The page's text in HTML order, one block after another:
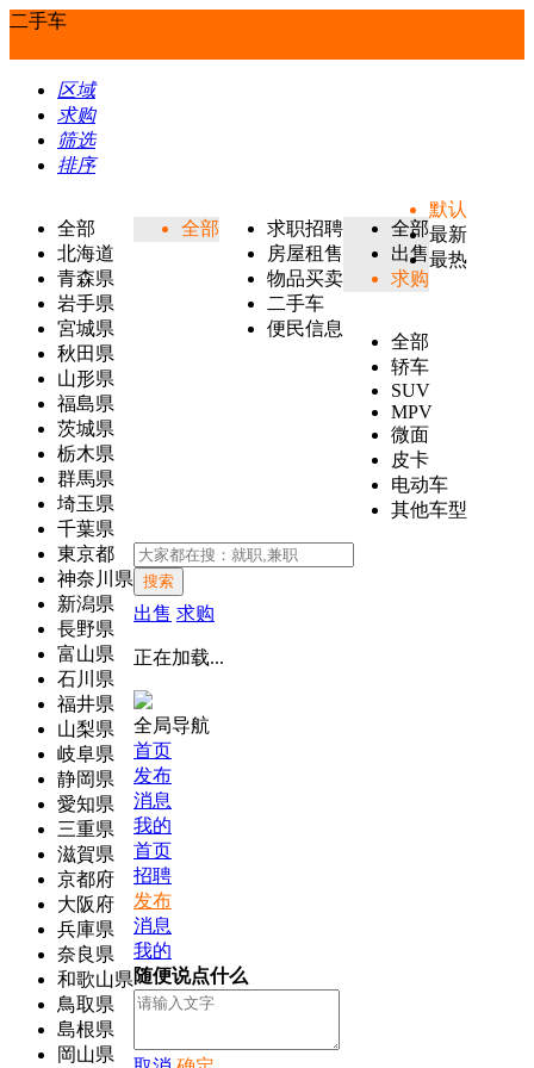
二手车
区域
求购
筛选
排序
全部
北海道
青森県
岩手県
宮城県
秋田県
山形県
福島県
茨城県
栃木県
群馬県
埼玉県
千葉県
東京都
神奈川県
新潟県
長野県
富山県
石川県
福井県
山梨県
岐阜県
静岡県
愛知県
三重県
滋賀県
京都府
大阪府
兵庫県
奈良県
和歌山県
鳥取県
島根県
岡山県
全部
求职招聘
房屋租售
物品买卖
二手车
便民信息
全部
出售
求购
全部
轿车
SUV
MPV
微面
皮卡
电动车
其他车型
默认
最新
最热
搜索
出售 求购
正在加载...
全局导航
首页
发布
消息
我的
首页
招聘
发布
消息
我的
随便说点什么